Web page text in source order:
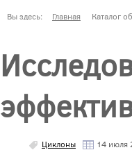
Вы здесь: Главная Каталог
Циклоны 14 июля